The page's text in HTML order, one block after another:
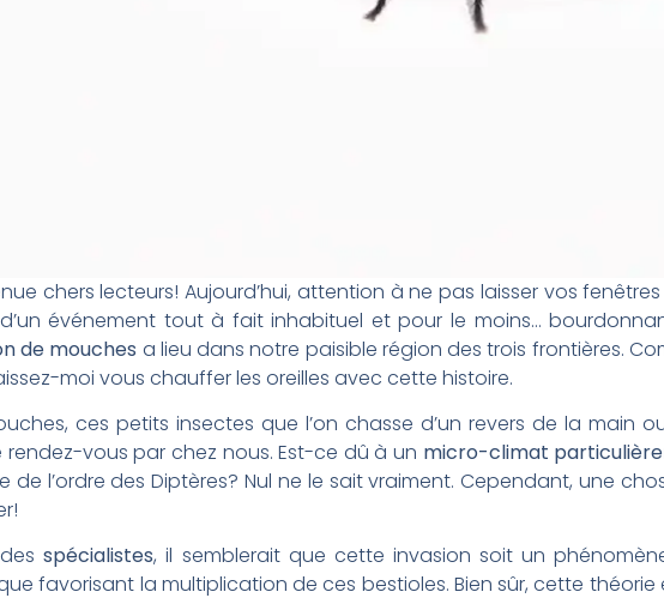
chers lecteurs! Aujourd’hui, attention à ne pas laisser vos
événement tout à fait inhabituel et pour le moins…
de mouches a lieu dans notre paisible région des trois frontières.
moi vous chauffer les oreilles avec cette histoire.
ces petits insectes que l’on chasse d’un revers de la main
vous par chez nous. Est-ce dû à un micro-climat
de l’ordre des Diptères? Nul ne le sait vraiment. Cependant, une
desspécialistes, il semblerait que cette invasion soit un
favorisant la multiplication de ces bestioles. Bien sûr, cette